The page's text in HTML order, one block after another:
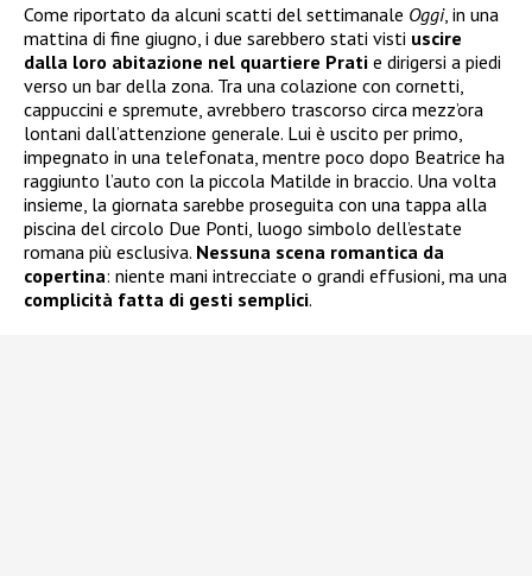
Come riportato da alcuni scatti del settimanale Oggi, in una
mattina di fine giugno, i due sarebbero stati visti uscire
dalla loro abitazione nel quartiere Prati e dirigersi a piedi
verso un bar della zona. Tra una colazione con cornetti,
cappuccini e spremute, avrebbero trascorso circa mezz’ora
lontani dall’attenzione generale. Lui è uscito per primo,
impegnato in una telefonata, mentre poco dopo Beatrice ha
raggiunto l’auto con la piccola Matilde in braccio. Una volta
insieme, la giornata sarebbe proseguita con una tappa alla
piscina del circolo Due Ponti, luogo simbolo dell’estate
romana più esclusiva. Nessuna scena romantica da
copertina: niente mani intrecciate o grandi effusioni, ma una
complicità fatta di gesti semplici.